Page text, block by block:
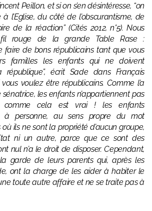
Peillon, et si on s’en désintéresse, “on
l’Eglise, du côté de l’obscurantisme, de
de la réaction” (Cités 2012, n°5). Nous
rouge de la grande Table Rase :
faire de bons républicains tant que vous
familles les enfants qui ne doivent
république”, écrit Sade dans Français
voulez être républicains. Comme l’a
les enfants n’appartiennent pas
cela est vrai ! les enfants
à personne, au sens propre du mot
ils ne sont la propriété d’aucun groupe,
ni un autre, parce que ce sont des
nul n’a le droit de disposer. Cependant,
garde de leurs parents qui, après les
ont la charge de les aider à habiter le
toute autre affaire et ne se traite pas à